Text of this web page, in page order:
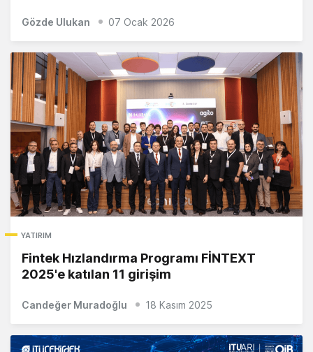
Gözde Ulukan 07 Ocak 2026
YATIRIM
Fintek Hızlandırma Programı FİNTEXT
2025'e katılan 11 girişim
Candeğer Muradoğlu 18 Kasım 2025